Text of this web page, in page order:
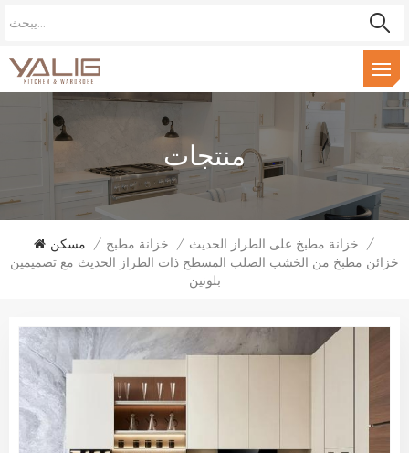
منتجات
مسكن / خزانة مطبخ / خزانة مطبخ على الطراز الحديث /
خزائن مطبخ من الخشب الصلب المسطح ذات الطراز الحديث مع تصميمين
بلونين